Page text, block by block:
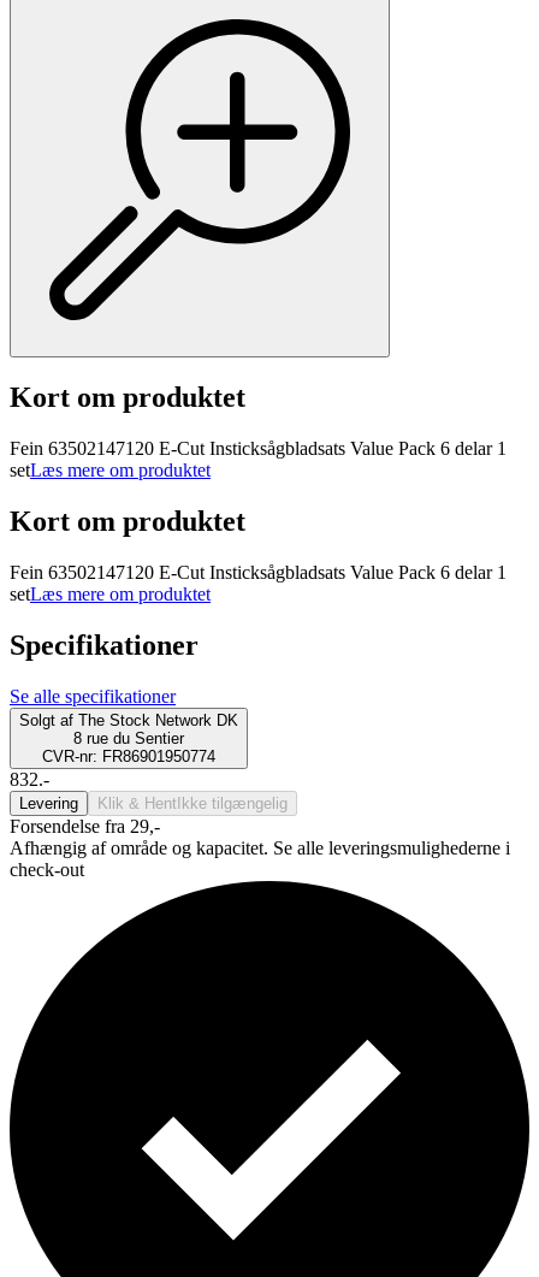
Kort om produktet
Fein 63502147120 E-Cut Insticksågbladsats Value Pack 6 delar 1
setLæs mere om produktet
Kort om produktet
Fein 63502147120 E-Cut Insticksågbladsats Value Pack 6 delar 1
setLæs mere om produktet
Specifikationer
Se alle specifikationer
Solgt af The Stock Network DK
8 rue du Sentier
CVR-nr: FR86901950774
832.-
Levering Klik & Hent Ikke tilgængelig
Forsendelse fra 29,-
Afhængig af område og kapacitet. Se alle leveringsmulighederne i
check-out